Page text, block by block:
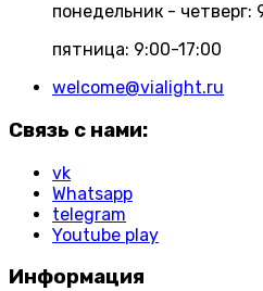
понедельник - четверг:
пятница: 9:00-17:00
welcome@vialight.ru
Связь с нами:
vk
Whatsapp
telegram
Youtube play
Информация